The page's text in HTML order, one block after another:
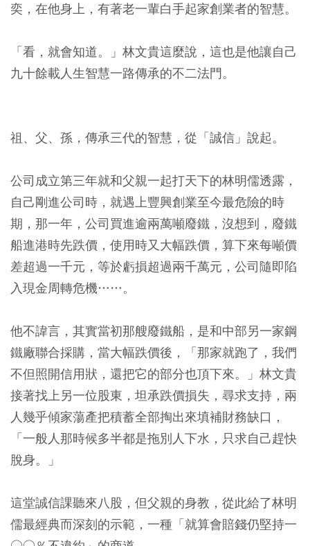
奕，在他身上，有著老一輩白手起家創業者的智慧。
「看，就會知道。」林文貴這麼說，這也是他讓自己
九十餘載人生智慧一路傳承的不二法門。
祖、父、孫，傳承三代的智慧，從「誠信」說起。
公司成立第三年就和父親一起打天下的林明儒透露，
自己剛進公司時，就遇上豐興創業至今最危險的時
期，那一年，公司買進逾兩萬噸廢鐵，沒想到，廢鐵
船進港時先跌價，使用時又大幅跌價，算下來每噸價
差超過一千元，等於虧損超過兩千萬元，公司隨即陷
入現金周轉危機……。
他不諱言，其實當初那艘廢鐵船，是和中部另一家鋼
鐵廠聯合採購，當大幅跌價後，「那家就跑了，我們
不但照開信用狀，還把它的部分也頂下來。」林文貴
接著找上另一位股東，坦承跌價損失，尋求支持，兩
人幾乎傾家蕩產把積蓄全部掏出來填補財務缺口，
「一般人那時候多半都是拖別人下水，只求自己趕快
脫身。」
這堂誠信課聽來八股，但父親的身教，從此給了林明
儒最經典而深刻的示範，一種「就算會賠錢仍堅持一